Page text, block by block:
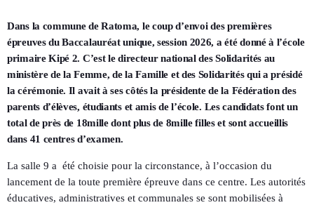
Dans la commune de Ratoma, le coup d’envoi des premières
épreuves du Baccalauréat unique, session 2026, a été donné à l’école
primaire Kipé 2. C’est le directeur national des Solidarités au
ministère de la Femme, de la Famille et des Solidarités qui a présidé
la cérémonie. Il avait à ses côtés la présidente de la Fédération des
parents d’élèves, étudiants et amis de l’école. Les candidats font un
total de près de 18mille dont plus de 8mille filles et sont accueillis
dans 41 centres d’examen.
La salle 9 a été choisie pour la circonstance, à l’occasion du
lancement de la toute première épreuve dans ce centre. Les autorités
éducatives, administratives et communales se sont mobilisées à